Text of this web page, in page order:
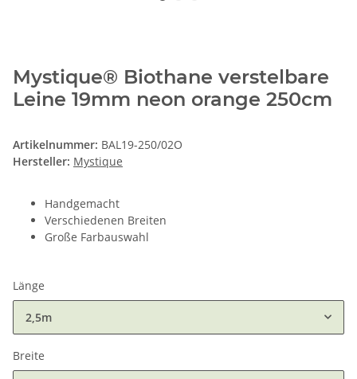
Mystique® Biothane verstelbare
Leine 19mm neon orange 250cm
Artikelnummer: BAL19-250/02O
Hersteller: Mystique
Handgemacht
Verschiedenen Breiten
Große Farbauswahl
Länge
2,5m
Breite